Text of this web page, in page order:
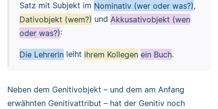
Satz mit Subjekt im Nominativ (wer oder was?),
Dativobjekt (wem?) und Akkusativobjekt (wen
oder was?):
Die Lehrerinleiht ihrem Kollegen ein Buch.
Neben dem Genitivobjekt – und dem am Anfang
erwähnten Genitivattribut – hat der Genitiv noch